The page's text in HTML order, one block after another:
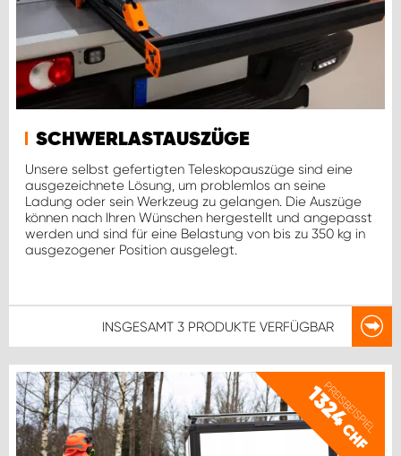
SCHWERLASTAUSZÜGE
Unsere selbst gefertigten Teleskopauszüge sind eine
ausgezeichnete Lösung, um problemlos an seine
Ladung oder sein Werkzeug zu gelangen. Die Auszüge
können nach Ihren Wünschen hergestellt und angepasst
werden und sind für eine Belastung von bis zu 350 kg in
ausgezogener Position ausgelegt.
INSGESAMT 3 PRODUKTE VERFÜGBAR
PREISBEISPIEL
1324
CHF